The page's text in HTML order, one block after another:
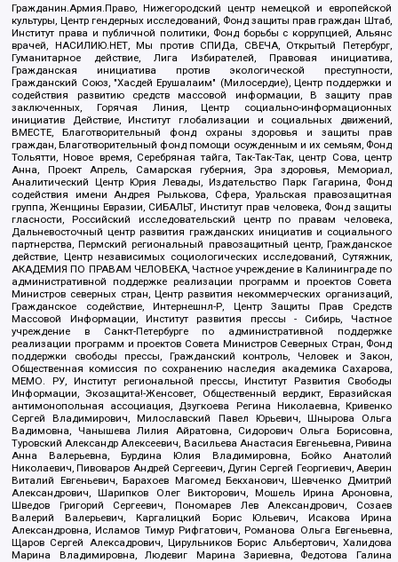
Гражданин.Армия.Право, Нижегородский центр немецкой и европейской
культуры, Центр гендерных исследований, Фонд защиты прав граждан Штаб,
Институт права и публичной политики, Фонд борьбы с коррупцией, Альянс
врачей, НАСИЛИЮ.НЕТ, Мы против СПИДа, СВЕЧА, Открытый Петербург,
Гуманитарное действие, Лига Избирателей, Правовая инициатива,
Гражданская инициатива против экологической преступности,
Гражданский Союз, "Хасдей Ерушалаим" (Милосердие), Центр поддержки и
содействия развитию средств массовой информации, В защиту прав
заключенных, Горячая Линия, Центр социально-информационных
инициатив Действие, Институт глобализации и социальных движений,
ВМЕСТЕ, Благотворительный фонд охраны здоровья и защиты прав
граждан, Благотворительный фонд помощи осужденным и их семьям, Фонд
Тольятти, Новое время, Серебряная тайга, Так-Так-Так, центр Сова, центр
Анна, Проект Апрель, Самарская губерния, Эра здоровья, Мемориал,
Аналитический Центр Юрия Левады, Издательство Парк Гагарина, Фонд
содействия имени Андрея Рылькова, Сфера, Уральская правозащитная
группа, Женщины Евразии, СИБАЛЬТ, Институт прав человека, Фонд защиты
гласности, Российский исследовательский центр по правам человека,
Дальневосточный центр развития гражданских инициатив и социального
партнерства, Пермский региональный правозащитный центр, Гражданское
действие, Центр независимых социологических исследований, Сутяжник,
АКАДЕМИЯ ПО ПРАВАМ ЧЕЛОВЕКА, Частное учреждение в Калининграде по
административной поддержке реализации программ и проектов Совета
Министров северных стран, Центр развития некоммерческих организаций,
Гражданское содействие, Интернешнл-Р, Центр Защиты Прав Средств
Массовой Информации, Институт развития прессы - Сибирь, Частное
учреждение в Санкт-Петербурге по административной поддержке
реализации программ и проектов Совета Министров Северных Стран, Фонд
поддержки свободы прессы, Гражданский контроль, Человек и Закон,
Общественная комиссия по сохранению наследия академика Сахарова,
МЕМО. РУ, Институт региональной прессы, Институт Развития Свободы
Информации, Экозащита!-Женсовет, Общественный вердикт, Евразийская
антимонопольная ассоциация, Дзугкоева Регина Николаевна, Кривенко
Сергей Владимирович, Милославский Павел Юрьевич, Шнырова Ольга
Вадимовна, Чанышева Лилия Айратовна, Сидорович Ольга Борисовна,
Туровский Александр Алексеевич, Васильева Анастасия Евгеньевна, Ривина
Анна Валерьевна, Бурдина Юлия Владимировна, Бойко Анатолий
Николаевич, Пивоваров Андрей Сергеевич, Дугин Сергей Георгиевич, Аверин
Виталий Евгеньевич, Барахоев Магомед Бекханович, Шевченко Дмитрий
Александрович, Шарипков Олег Викторович, Мошель Ирина Ароновна,
Шведов Григорий Сергеевич, Пономарев Лев Александрович, Созаев
Валерий Валерьевич, Каргалицкий Борис Юльевич, Исакова Ирина
Александровна, Исламов Тимур Рифгатович, Романова Ольга Евгеньевна,
Щаров Сергей Алексадрович, Цирульников Борис Альбертович, Халидова
Марина Владимировна, Людевиг Марина Зариевна, Федотова Галина